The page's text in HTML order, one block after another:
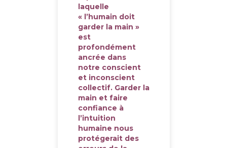
laquelle
« l’humain doit
garder la main »
est
profondément
ancrée dans
notre conscient
et inconscient
collectif. Garder la
main et faire
confiance à
l’intuition
humaine nous
protégerait des